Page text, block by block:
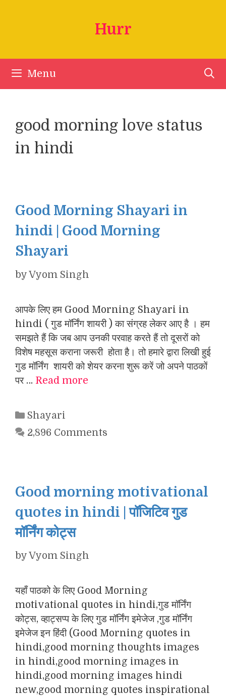
Hurr
Menu
good morning love status
in hindi
Good Morning Shayari in
hindi | Good Morning
Shayari
byVyom Singh
आपके लिए हम Good Morning Shayari in
hindi ( गुड मॉर्निंग शायरी ) का संग्रह लेकर आए है । हम
समझते हैं कि जब आप उनकी परवाह करते हैं तो दूसरों को
विशेष महसूस कराना जरूरी होता है। तो हमारे द्वारा लिखी हुई
गुड मॉर्निंग शायरी को शेयर करना शुरू करें जो अपने पाठकों
पर … Read more
Categories
Shayari
2,896 Comments
Good morning motivational
quotes in hindi | पॉजिटिव गुड
मॉर्निंग कोट्स
byVyom Singh
यहाँ पाठको के लिए Good Morning
motivational quotes in hindi,गुड मॉर्निंग
कोट्स, व्हाट्सप्प के लिए गुड मॉर्निंग इमेजेज ,गुड मॉर्निंग
इमेजेज इन हिंदी (Good Morning quotes in
hindi,good morning thoughts images
in hindi,good morning images in
hindi,good morning images hindi
new,good morning quotes inspirational